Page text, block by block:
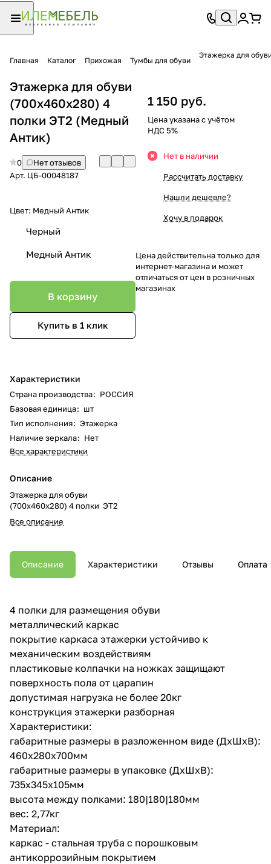
Главная Каталог Прихожая Тумбы для обуви
Этажерка для обуви
(700х460х280) 4
полки ЭТ2 (Медный
Антик)
0
Нет отзывов
Арт. ЦБ-00048187
Цвет: Медный Антик
Черный
Медный Антик
В корзину
Купить в 1 клик
Характеристики
Страна производства: РОССИЯ
Базовая единица: шт
Тип исполнения: Этажерка
Наличие зеркала: Нет
Все характеристики
Описание
Этажерка для обуви
(700х460х280) 4 полки ЭТ2
Все описание
1 150 руб.
Цена указана с учётом
НДС 5%
Нет в наличии
Рассчитать доставку
Нашли дешевле?
Хочу в подарок
Цена действительна только для
интернет-магазина и может
отличаться от цен в розничных
магазинах
Описание Характеристики Отзывы Оплата
4 полки для размещения обуви
металлический каркас
покрытие каркаса этажерки устойчиво к
механическим воздействиям
пластиковые колпачки на ножках защищают
поверхность пола от царапин
допустимая нагрузка не более 20кг
конструкция этажерки разборная
Характеристики:
габаритные размеры в разложенном виде (ДхШхВ):
460х280х700мм
габаритные размеры в упаковке (ДхШхВ):
735х345х105мм
высота между полками: 180|180|180мм
вес: 2,77кг
Материал:
каркас - стальная труба с порошковым
антикоррозийным покрытием